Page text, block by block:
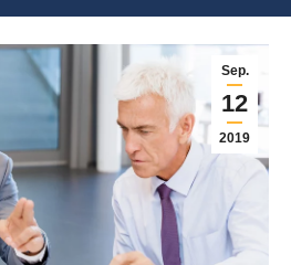
Sep.
12
2019